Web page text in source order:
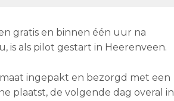
gratis en binnen één uur na
is als pilot gestart in Heerenveen.
ingepakt en bezorgd met een
plaatst, de volgende dag overal in